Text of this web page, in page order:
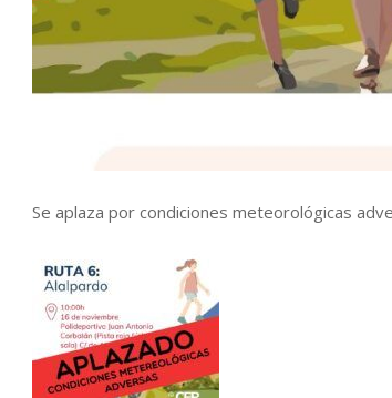
Se aplaza por condiciones meteorológicas